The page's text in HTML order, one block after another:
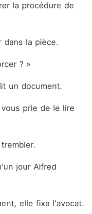
la procédure de
dans la pièce.
? »
un document.
prie de le lire
jour Alfred
elle fixa l'avocat.